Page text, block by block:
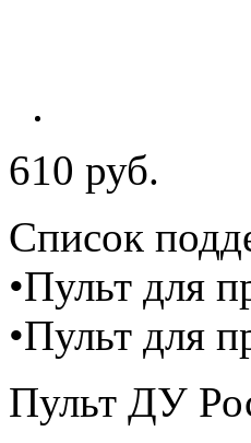
610 руб.
Cписок
•Пульт для
•Пульт для
Пульт ДУ